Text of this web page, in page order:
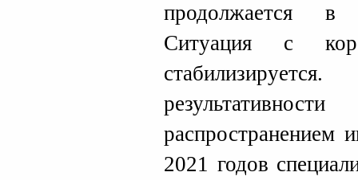
продолжается в
Ситуация с
распространением
2021 годов